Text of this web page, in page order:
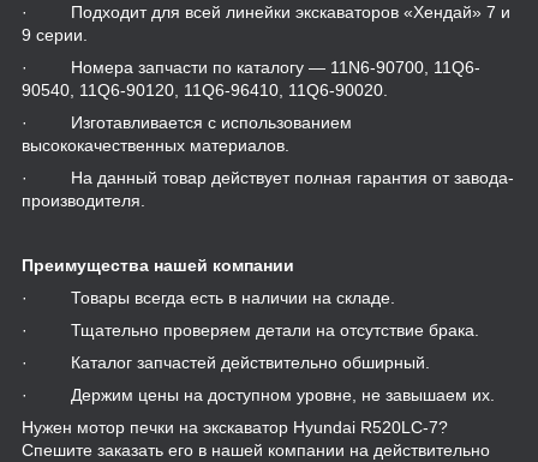
· Подходит для всей линейки экскаваторов «Хендай» 7 и
9 серии.
· Номера запчасти по каталогу — 11N6-90700, 11Q6-
90540, 11Q6-90120, 11Q6-96410, 11Q6-90020.
· Изготавливается с использованием
высококачественных материалов.
· На данный товар действует полная гарантия от завода-
производителя.
Преимущества нашей компании
· Товары всегда есть в наличии на складе.
· Тщательно проверяем детали на отсутствие брака.
· Каталог запчастей действительно обширный.
· Держим цены на доступном уровне, не завышаем их.
Нужен мотор печки на экскаватор Hyundai R520LC-7?
Спешите заказать его в нашей компании на действительно